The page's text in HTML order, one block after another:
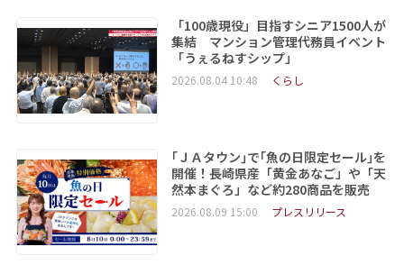
「100歳現役」目指すシニア1500人が
集結 マンション管理代務員イベント
「うぇるねすシップ」
2026.08.04 10:48 くらし
｢ＪＡタウン｣で｢魚の日限定セール｣を
開催！長崎県産「黄金あなご」や「天
然本まぐろ」など約280商品を販売
2026.08.09 15:00 プレスリリース